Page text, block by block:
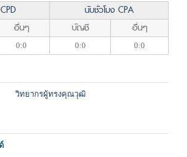
นับชั่วโมง CPA
อื่นๆ บัญชี อื่นๆ
0:0 0:0 0:0
วิทยากรผู้ทรงคุณวุฒิ